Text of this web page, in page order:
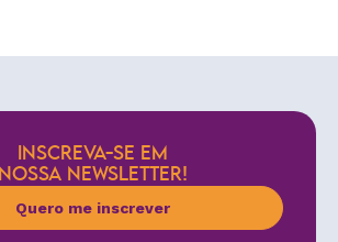
INSCREVA-SE EM
NOSSA NEWSLETTER!
Quero me inscrever